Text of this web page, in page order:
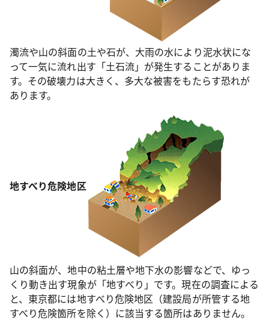
濁流や山の斜面の土や石が、大雨の水により泥水状にな
って一気に流れ出す「土石流」が発生することがありま
す。その破壊力は大きく、多大な被害をもたらす恐れが
あります。
地すべり危険地区
山の斜面が、地中の粘土層や地下水の影響などで、ゆっ
くり動き出す現象が「地すべり」です。現在の調査による
と、東京都には地すべり危険地区（建設局が所管する地
すべり危険箇所を除く）に該当する箇所はありません。